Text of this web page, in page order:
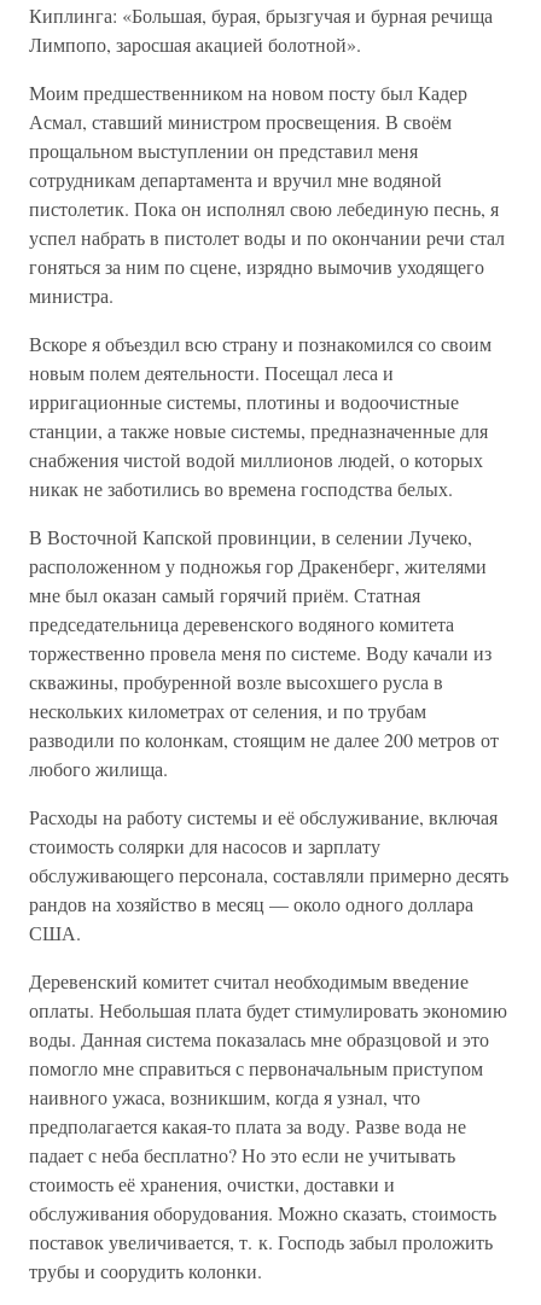
Киплинга: «Большая, бурая, брызгучая и бурная речища
Лимпопо, заросшая акацией болотной».
Моим предшественником на новом посту был Кадер
Асмал, ставший министром просвещения. В своём
прощальном выступлении он представил меня
сотрудникам департамента и вручил мне водяной
пистолетик. Пока он исполнял свою лебединую песнь, я
успел набрать в пистолет воды и по окончании речи стал
гоняться за ним по сцене, изрядно вымочив уходящего
министра.
Вскоре я объездил всю страну и познакомился со своим
новым полем деятельности. Посещал леса и
ирригационные системы, плотины и водоочистные
станции, а также новые системы, предназначенные для
снабжения чистой водой миллионов людей, о которых
никак не заботились во времена господства белых.
В Восточной Капской провинции, в селении Лучеко,
расположенном у подножья гор Дракенберг, жителями
мне был оказан самый горячий приём. Статная
председательница деревенского водяного комитета
торжественно провела меня по системе. Воду качали из
скважины, пробуренной возле высохшего русла в
нескольких километрах от селения, и по трубам
разводили по колонкам, стоящим не далее 200 метров от
любого жилища.
Расходы на работу системы и её обслуживание, включая
стоимость солярки для насосов и зарплату
обслуживающего персонала, составляли примерно десять
рандов на хозяйство в месяц — около одного доллара
США.
Деревенский комитет считал необходимым введение
оплаты. Небольшая плата будет стимулировать экономию
воды. Данная система показалась мне образцовой и это
помогло мне справиться с первоначальным приступом
наивного ужаса, возникшим, когда я узнал, что
предполагается какая-то плата за воду. Разве вода не
падает с неба бесплатно? Но это если не учитывать
стоимость её хранения, очистки, доставки и
обслуживания оборудования. Можно сказать, стоимость
поставок увеличивается, т. к. Господь забыл проложить
трубы и соорудить колонки.